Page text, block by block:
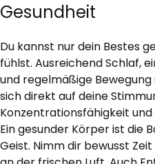
Gesundheit
Du kannst nur dein Bestes
fühlst. Ausreichend Schlaf,
und regelmäßige Bewegung
sich direkt auf deine
Konzentrationsfähigkeit und
Ein gesunder Körper ist die
Geist. Nimm dir bewusst